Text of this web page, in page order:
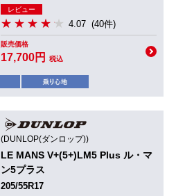
レビュー
4.07 (40件)
販売価格
17,700円 税込
(DUNLOP(ダンロップ))
LE MANS V+(5+)LM5 Plus ル・マ
ン5プラス
205/55R17